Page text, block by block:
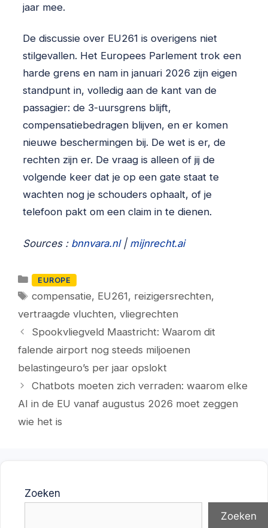
jaar mee.
De discussie over EU261 is overigens niet
stilgevallen. Het Europees Parlement trok een
harde grens en nam in januari 2026 zijn eigen
standpunt in, volledig aan de kant van de
passagier: de 3-uursgrens blijft,
compensatiebedragen blijven, en er komen
nieuwe beschermingen bij. De wet is er, de
rechten zijn er. De vraag is alleen of jij de
volgende keer dat je op een gate staat te
wachten nog je schouders ophaalt, of je
telefoon pakt om een claim in te dienen.
Sources : bnnvara.nl| mijnrecht.ai
Categorieën
EUROPE
Tags
compensatie, EU261, reizigersrechten,
vertraagde vluchten, vliegrechten
Spookvliegveld Maastricht: Waarom dit
falende airport nog steeds miljoenen
belastingeuro’s per jaar opslokt
Chatbots moeten zich verraden: waarom elke
AI in de EU vanaf augustus 2026 moet zeggen
wie het is
Zoeken
Zoeken